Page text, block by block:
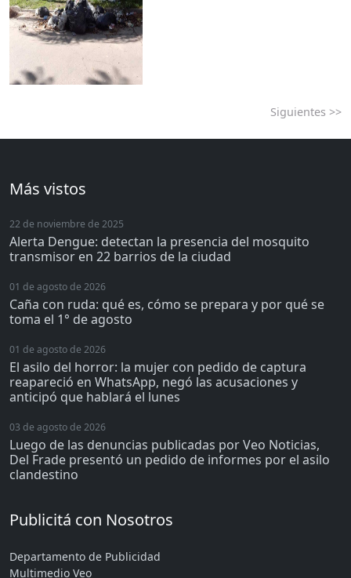
Siguientes >>
Más vistos
22 de noviembre de 2025
Alerta Dengue: detectan la presencia del mosquito
transmisor en 22 barrios de la ciudad
01 de agosto de 2026
Caña con ruda: qué es, cómo se prepara y por qué se
toma el 1° de agosto
01 de agosto de 2026
El asilo del horror: la mujer con pedido de captura
reapareció en WhatsApp, negó las acusaciones y
anticipó que hablará el lunes
03 de agosto de 2026
Luego de las denuncias publicadas por Veo Noticias,
Del Frade presentó un pedido de informes por el asilo
clandestino
Publicitá con Nosotros
Departamento de Publicidad
Multimedio Veo